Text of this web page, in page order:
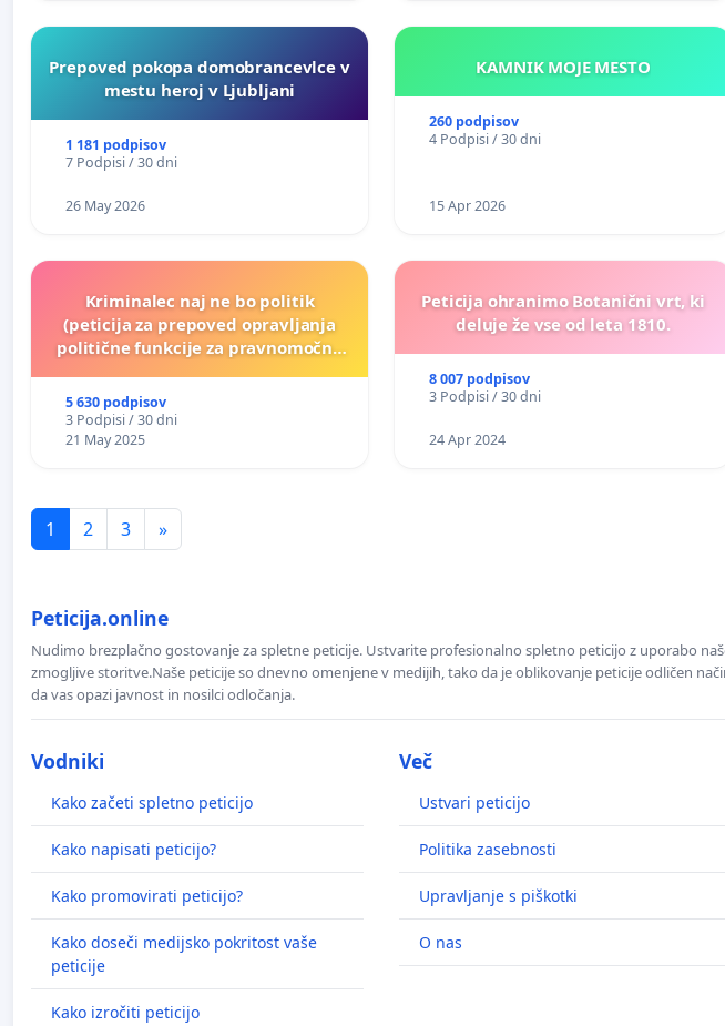
Prepoved pokopa domobrancevlce v
mestu heroj v Ljubljani
1 181 podpisov
7 Podpisi / 30 dni
26 May 2026
KAMNIK MOJE MESTO
260 podpisov
4 Podpisi / 30 dni
15 Apr 2026
Kriminalec naj ne bo politik
(peticija za prepoved opravljanja
politične funkcije za pravnomočno
5 630 podpisov
3 Podpisi / 30 dni
21 May 2025
Peticija ohranimo Botanični vrt, ki
deluje že vse od leta 1810.
8 007 podpisov
3 Podpisi / 30 dni
24 Apr 2024
1 2 3 »
Peticija.online
Nudimo brezplačno gostovanje za spletne peticije. Ustvarite profesionalno spletno peticijo z uporabo
zmogljive storitve.Naše peticije so dnevno omenjene v medijih, tako da je oblikovanje peticije odličen
da vas opazi javnost in nosilci odločanja.
Vodniki
Kako začeti spletno peticijo
Kako napisati peticijo?
Kako promovirati peticijo?
Kako doseči medijsko pokritost vaše
peticije
Kako izročiti peticijo
Več
Ustvari peticijo
Politika zasebnosti
Upravljanje s piškotki
O nas